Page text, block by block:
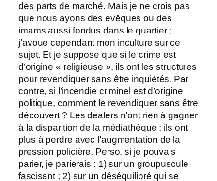
des parts de marché. Mais je ne crois pas
que nous ayons des évêques ou des
imams aussi fondus dans le quartier ;
j’avoue cependant mon inculture sur ce
sujet. Et je suppose que si le crime est
d’origine « religieuse », ils ont les structures
pour revendiquer sans être inquiétés. Par
contre, si l’incendie criminel est d’origine
politique, comment le revendiquer sans être
découvert ? Les dealers n’ont rien à gagner
à la disparition de la médiathèque ; ils ont
plus à perdre avec l’augmentation de la
pression policière. Perso, si je pouvais
parier, je parierais : 1) sur un groupuscule
fascisant ; 2) sur un déséquilibré qui se